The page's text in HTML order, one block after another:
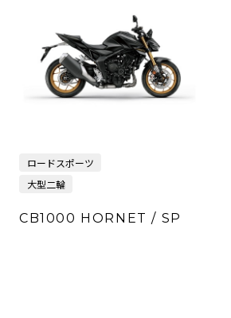
ロードスポーツ
大型二輪
CB1000 HORNET / SP